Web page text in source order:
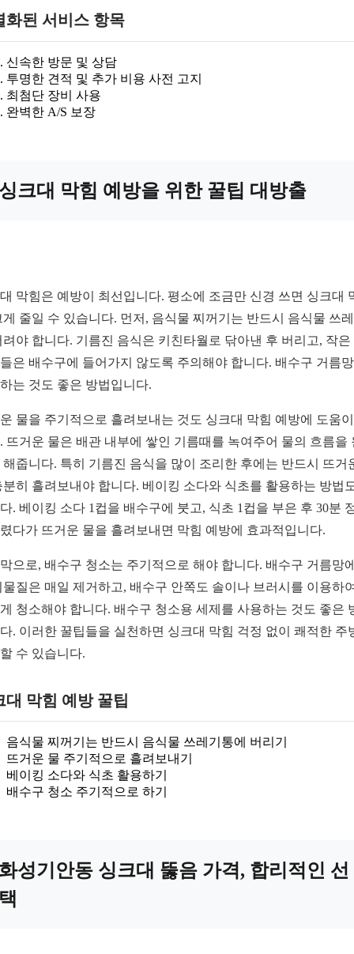
화된 서비스 항목
신속한 방문 및 상담
투명한 견적 및 추가 비용 사전 고지
최첨단 장비 사용
완벽한 A/S 보장
크대 막힘 예방을 위한 꿀팁 대방출
막힘은 예방이 최선입니다. 평소에 조금만 신경 쓰면 싱크대
게 줄일 수 있습니다. 먼저, 음식물 찌꺼기는 반드시 음식물 쓰
려야 합니다. 기름진 음식은 키친타월로 닦아낸 후 버리고, 작은
은 배수구에 들어가지 않도록 주의해야 합니다. 배수구 거름
는 것도 좋은 방법입니다.
물을 주기적으로 흘려보내는 것도 싱크대 막힘 예방에 도움
뜨거운 물은 배관 내부에 쌓인 기름때를 녹여주어 물의 흐름을
해줍니다. 특히 기름진 음식을 많이 조리한 후에는 반드시 뜨거
분히 흘려보내야 합니다. 베이킹 소다와 식초를 활용하는 방법
. 베이킹 소다 1컵을 배수구에 붓고, 식초 1컵을 부은 후 30분
다가 뜨거운 물을 흘려보내면 막힘 예방에 효과적입니다.
으로, 배수구 청소는 주기적으로 해야 합니다. 배수구 거름망
물질은 매일 제거하고, 배수구 안쪽도 솔이나 브러시를 이용하
청소해야 합니다. 배수구 청소용 세제를 사용하는 것도 좋은
. 이러한 꿀팁들을 실천하면 싱크대 막힘 걱정 없이 쾌적한 주
수 있습니다.
대 막힘 예방 꿀팁
음식물 찌꺼기는 반드시 음식물 쓰레기통에 버리기
뜨거운 물 주기적으로 흘려보내기
베이킹 소다와 식초 활용하기
배수구 청소 주기적으로 하기
성기안동 싱크대 뚫음 가격, 합리적인 선